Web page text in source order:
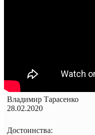
Владимир Тарасенко
28.02.2020
Достоинства: